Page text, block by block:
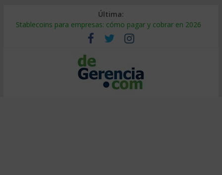
Última:
Stablecoins para empresas: cómo pagar y cobrar en 2026
Despido silencioso: qué es y por qué sale tan caro
IA en selección de personal: cómo auditarla a tiempo
Trabajo forzoso en la cadena de suministro: qué hacer
Mercado hispano de EE. UU.: cómo segmentarlo y venderle